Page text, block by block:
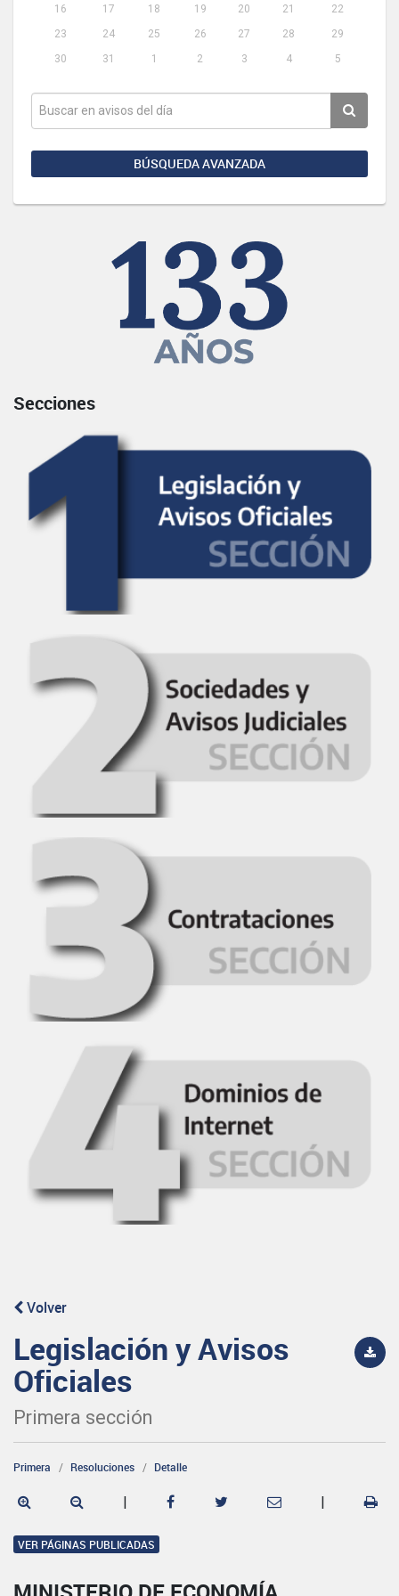
16
17 18 19 20 21
22
23
24 25 26 27 28
29
30
31 1 2 3 4 5
BÚSQUEDA AVANZADA
Secciones
Volver
Legislación y Avisos
Oficiales
Primera sección
Primera Resoluciones Detalle
| |
VER PÁGINAS PUBLICADAS